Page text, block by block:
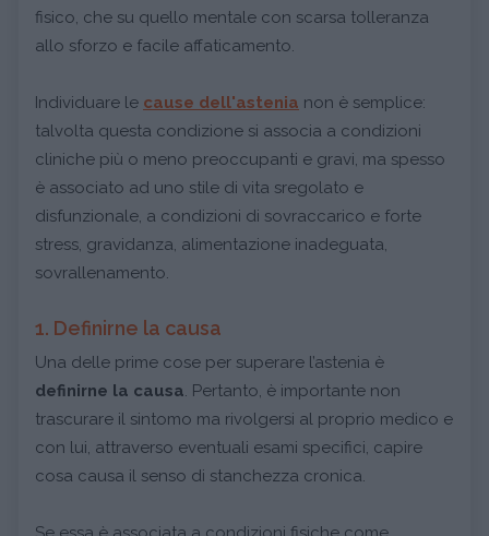
fisico, che su quello mentale con scarsa tolleranza
allo sforzo e facile affaticamento.
Individuare le cause dell'astenia non è semplice:
talvolta questa condizione si associa a condizioni
cliniche più o meno preoccupanti e gravi, ma spesso
è associato ad uno stile di vita sregolato e
disfunzionale, a condizioni di sovraccarico e forte
stress, gravidanza, alimentazione inadeguata,
sovrallenamento.
1. Definirne la causa
Una delle prime cose per superare l’astenia è
definirne la causa. Pertanto, è importante non
trascurare il sintomo ma rivolgersi al proprio medico e
con lui, attraverso eventuali esami specifici, capire
cosa causa il senso di stanchezza cronica.